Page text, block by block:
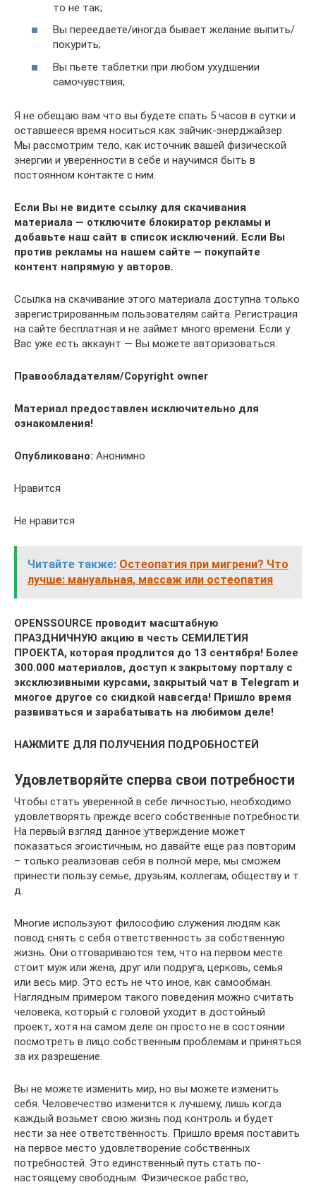
то не так;
Вы переедаете/иногда бывает желание выпить/
покурить;
Вы пьете таблетки при любом ухудшении
самочувствия;
Я не обещаю вам что вы будете спать 5 часов в сутки и
оставшееся время носиться как зайчик-энерджайзер.
Мы рассмотрим тело, как источник вашей физической
энергии и уверенности в себе и научимся быть в
постоянном контакте с ним.
Если Вы не видите ссылку для скачивания
материала — отключите блокиратор рекламы и
добавьте наш сайт в список исключений. Если Вы
против рекламы на нашем сайте — покупайте
контент напрямую у авторов.
Ссылка на скачивание этого материала доступна только
зарегистрированным пользователям сайта. Регистрация
на сайте бесплатная и не займет много времени. Если у
Вас уже есть аккаунт — Вы можете авторизоваться.
Правообладателям/Copyright owner
Материал предоставлен исключительно для
ознакомления!
Опубликовано: Анонимно
Нравится
Не нравится
Читайте также: Остеопатия при мигрени? Что
лучше: мануальная, массаж или остеопатия
OPENSSOURCE проводит масштабную
ПРАЗДНИЧНУЮ акцию в честь СЕМИЛЕТИЯ
ПРОЕКТА, которая продлится до 13 сентября! Более
300.000 материалов, доступ к закрытому порталу с
эксклюзивными курсами, закрытый чат в Telegram и
многое другое со скидкой навсегда! Пришло время
развиваться и зарабатывать на любимом деле!
НАЖМИТЕ ДЛЯ ПОЛУЧЕНИЯ ПОДРОБНОСТЕЙ
Удовлетворяйте сперва свои потребности
Чтобы стать уверенной в себе личностью, необходимо
удовлетворять прежде всего собственные потребности.
На первый взгляд данное утверждение может
показаться эгоистичным, но давайте еще раз повторим
– только реализовав себя в полной мере, мы сможем
принести пользу семье, друзьям, коллегам, обществу и т.
д.
Многие используют философию служения людям как
повод снять с себя ответственность за собственную
жизнь. Они отговариваются тем, что на первом месте
стоит муж или жена, друг или подруга, церковь, семья
или весь мир. Это есть не что иное, как самообман.
Наглядным примером такого поведения можно считать
человека, который с головой уходит в достойный
проект, хотя на самом деле он просто не в состоянии
посмотреть в лицо собственным проблемам и приняться
за их разрешение.
Вы не можете изменить мир, но вы можете изменить
себя. Человечество изменится к лучшему, лишь когда
каждый возьмет свою жизнь под контроль и будет
нести за нее ответственность. Пришло время поставить
на первое место удовлетворение собственных
потребностей. Это единственный путь стать по-
настоящему свободным. Физическое рабство,